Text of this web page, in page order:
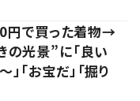
円で買った着物→
光景”に「良い
「お宝だ」「掘り